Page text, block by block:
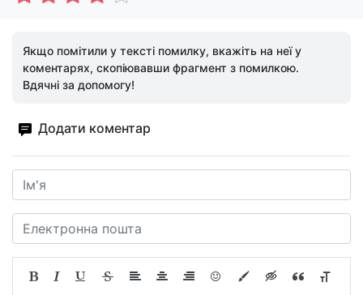
Якщо помітили у тексті помилку, вкажіть на неї у
коментарях, скопіювавши фрагмент з помилкою.
Вдячні за допомогу!
Додати коментар